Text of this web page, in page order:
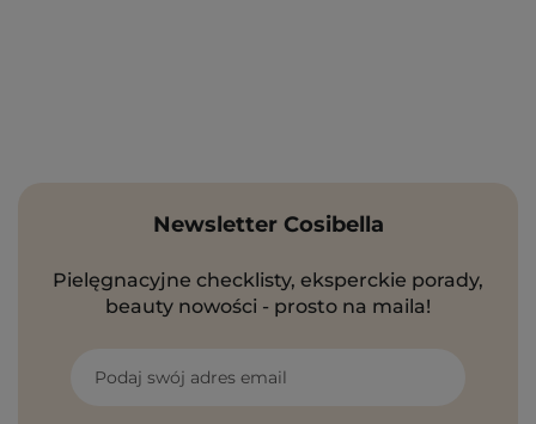
Newsletter Cosibella
Pielęgnacyjne checklisty, eksperckie porady,
beauty nowości - prosto na maila!
Podaj swój adres email